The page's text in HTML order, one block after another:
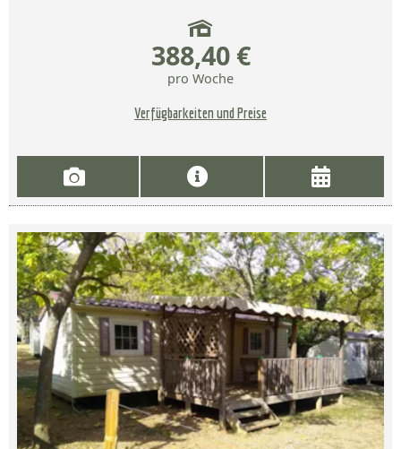
388,40 €
pro Woche
Verfügbarkeiten und Preise